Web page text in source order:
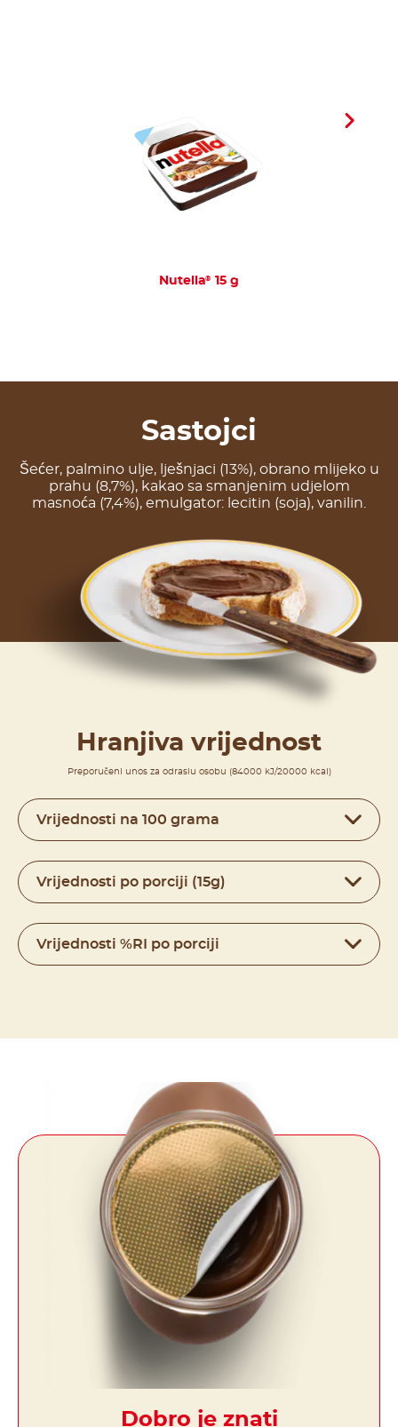
Nutella® 15 g
Sastojci
Šećer, palmino ulje, lješnjaci (13%), obrano mlijeko u
prahu (8,7%), kakao sa smanjenim udjelom
masnoća (7,4%), emulgator: lecitin (soja), vanilin.
Hranjiva vrijednost
Preporučeni unos za odraslu osobu (84000 kJ/20000 kcal)
Vrijednosti na 100 grama
Vrijednosti po porciji (15g)
Vrijednosti %RI po porciji
Dobro je znati